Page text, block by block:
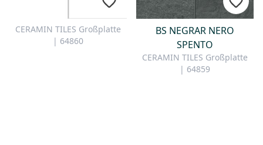
CERAMIN TILES Großplatte
| 64860
BS NEGRAR NERO
SPENTO
CERAMIN TILES Großplatte
| 64859